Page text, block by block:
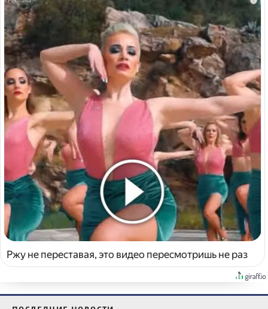
Ржу не переставая, это видео пересмотришь не раз